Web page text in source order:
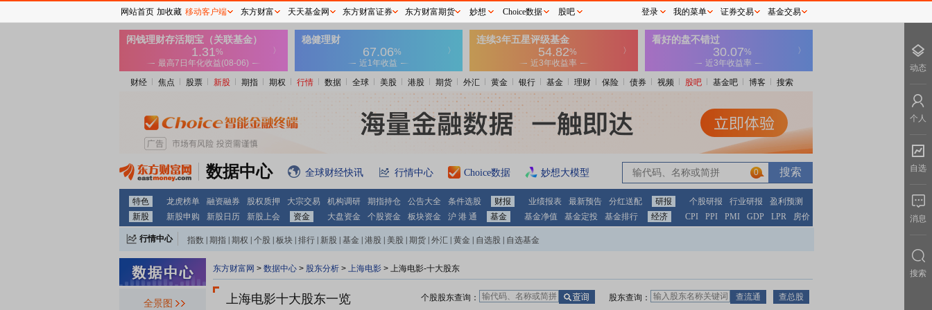
财经 焦点 股票 新股 期指 期权 行情 数据 全球 美股 港股 期货 外汇 黄金 银行 基金 理财 保险 债券 视频 股吧 基金吧 博客 搜索
数据中心 全球财经快讯 行情中心 Choice数据 妙想大模型 0
特色 龙虎榜单 融资融券 股权质押 大宗交易 机构调研 期指持仓 公告大全 条件选股 财报 业绩报表 最新预告 分红送配 研报 个股研报 行业研报
盈利预测
新股
新股申购 新股日历 新股上会 资金 大盘资金 个股资金 板块资金 沪 港 通 基金 基金净值 基金定投 基金排行 经济 CPI PPI PMI GDP LPR 房价
行情中心 指数 期指 期权 个股 板块 排行 新股 基金 港股 美股 期货 外汇 黄金 自选股 自选基金
全景图
东方财富网 > 数据中心 > 股东分析 > 上海电影 > 上海电影-十大股东
上海电影十大股东一览 股东查询：
个股股东查询：
网站首页 加收藏 移动客户端 东方财富 天天基金网 东方财富证券 东方财富期货 妙想 Choice数据 股吧 登录 我的菜单 证券交易 基金交易
动态
个人
自选
消息
搜索